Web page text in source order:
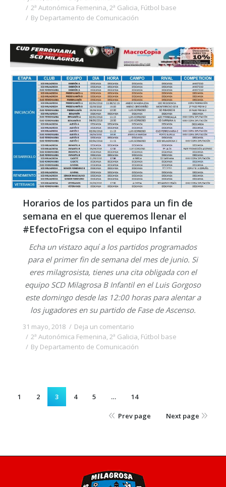
2ª Autonómica Femenina, 2ª Galicia, Fútbol base
By Departamento de Comunicación
Horarios de los partidos para un fin de
semana en el que queremos llenar el
#EfectoFrigsa con el equipo Infantil
Echa un vistazo aquí a los partidos programados
para el primer fin de semana del mes de junio. Si
eres milagrosista, tienes una cita obligada con el
equipo SCD Milagrosa B Infantil en el Luis Gorgoso
este domingo desde las 12:00 horas para alentar a
los jugadores en su partido de Fase de Ascenso.
31 mayo, 2018
Deja un comentario
2ª Autonómica Femenina 2ª Galicia Fútbol base
By Departamento de Comunicación
1 2 3 4 5 … 14
Prev page Next page